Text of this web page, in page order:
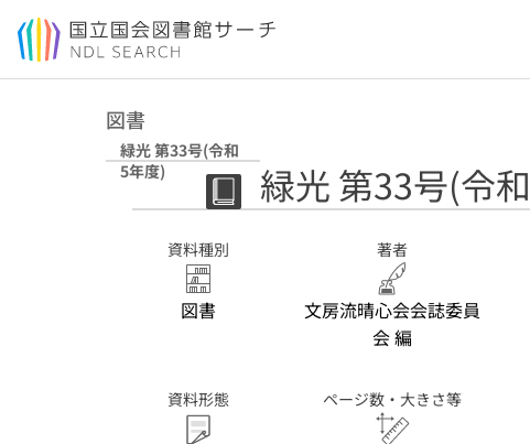
本文へ移動
図書
緑光 第33号(令和
5年度)
緑光 第33号(令
資料種別
図書
著者
文房流晴心会会誌委員
会 編
資料形態 ページ数・大きさ等